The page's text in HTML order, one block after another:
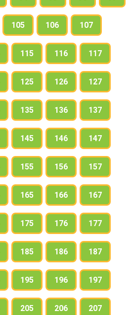
105 106 107
115 116 117
125 126 127
135 136 137
145 146 147
155 156 157
165 166 167
175 176 177
185 186 187
195 196 197
205 206 207